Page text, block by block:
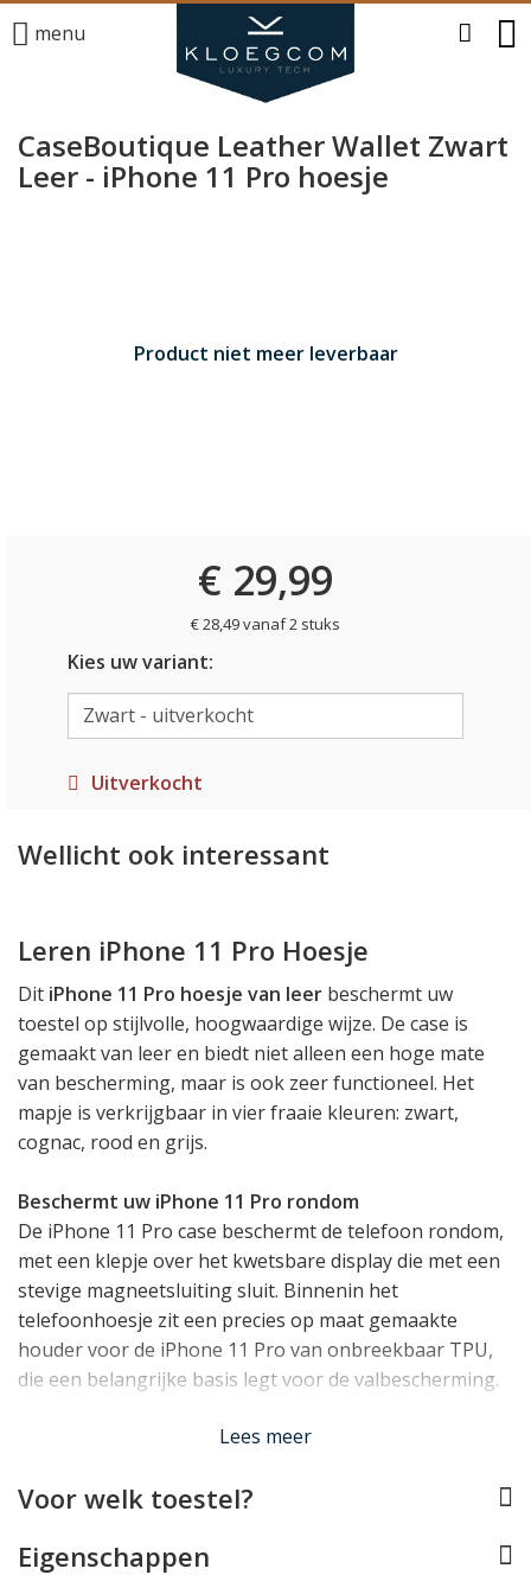
menu
CaseBoutique Leather Wallet Zwart
Leer - iPhone 11 Pro hoesje
Product niet meer leverbaar
€ 29,99
€ 28,49 vanaf 2 stuks
Kies uw variant:
Uitverkocht
Wellicht ook interessant
Leren iPhone 11 Pro Hoesje
Dit iPhone 11 Pro hoesje van leer beschermt uw
toestel op stijlvolle, hoogwaardige wijze. De case is
gemaakt van leer en biedt niet alleen een hoge mate
van bescherming, maar is ook zeer functioneel. Het
mapje is verkrijgbaar in vier fraaie kleuren: zwart,
cognac, rood en grijs.
Beschermt uw iPhone 11 Pro rondom
De iPhone 11 Pro case beschermt de telefoon rondom,
met een klepje over het kwetsbare display die met een
stevige magneetsluiting sluit. Binnenin het
telefoonhoesje zit een precies op maat gemaakte
houder voor de iPhone 11 Pro van onbreekbaar TPU,
die een belangrijke basis legt voor de valbescherming.
Perfect afgestemd op uw iPhone
11 Pro gedacht bij het ontwerpen van dit hoesje. Alle
gebruiken wanneer de iPhone in de case zit. Draadloos
Lees meer
Voor welk toestel?
Eigenschappen